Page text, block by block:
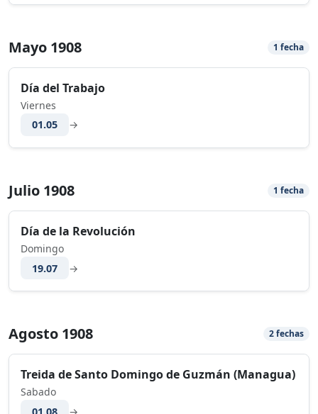
Mayo 1908 1 fecha
Día del Trabajo
Viernes
01.05
→
Julio 1908 1 fecha
Día de la Revolución
Domingo
19.07
→
Agosto 1908 2 fechas
Treida de Santo Domingo de Guzmán (Managua)
Sabado